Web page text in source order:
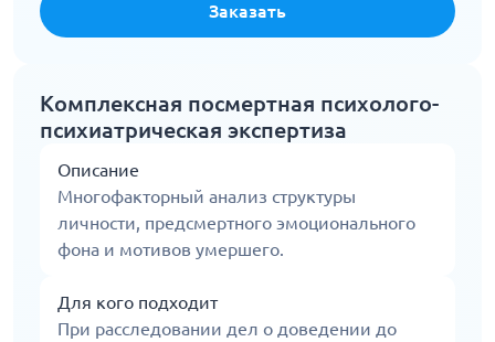
Заказать
Комплексная посмертная психолого-
психиатрическая экспертиза
Описание
Многофакторный анализ структуры
личности, предсмертного эмоционального
фона и мотивов умершего.
Для кого подходит
При расследовании дел о доведении до